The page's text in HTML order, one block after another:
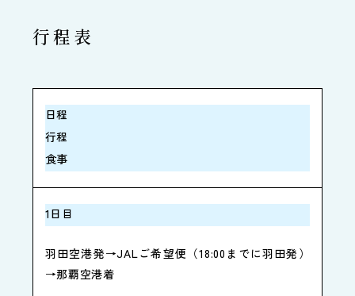
行程表
日程
行程
食事
1日目
羽田空港発→JALご希望便（18:00までに羽田発）
→那覇空港着